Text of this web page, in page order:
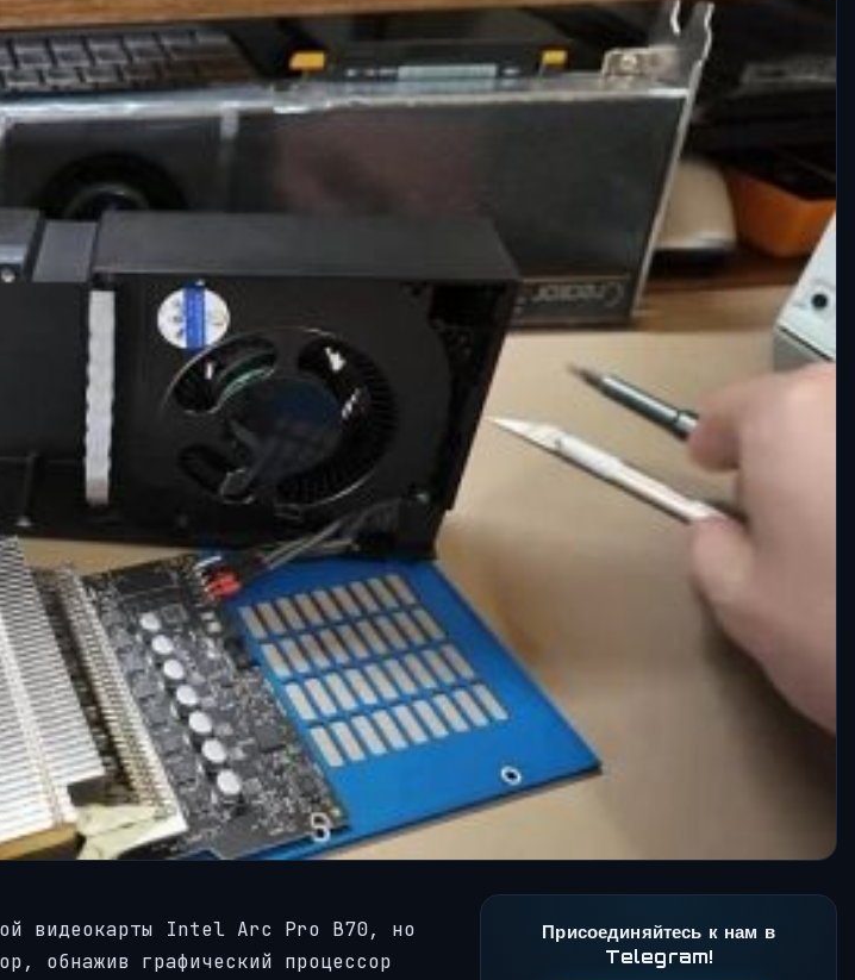
видеокарты Intel Arc Pro B70, но
обнажив графический процессор
Присоединяйтесь к нам в
Telegram!